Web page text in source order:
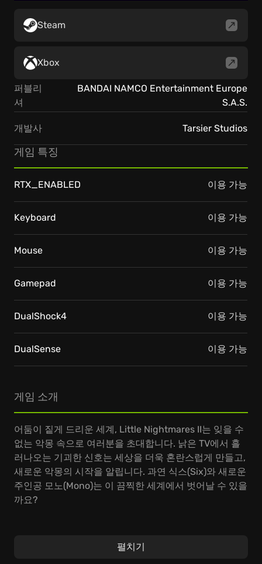
게임 소개
어둠이 짙게 드리운 세계, Little Nightmares II는 잊을 수
없는 악몽 속으로 여러분을 초대합니다. 낡은 TV에서 흘
러나오는 기괴한 신호는 세상을 더욱 혼란스럽게 만들고,
새로운 악몽의 시작을 알립니다. 과연 식스(Six)와 새로운
주인공 모노(Mono)는 이 끔찍한 세계에서 벗어날 수 있을
까요?
피해 숨어 다니며 생존을 위한 모험을 펼칩니다. 모노의
펼치기
Steam
Xbox
퍼블리
셔
BANDAI NAMCO Entertainment Europe
S.A.S.
개발사 Tarsier Studios
게임 특징
RTX_ENABLED 이용 가능
Keyboard 이용 가능
Mouse 이용 가능
Gamepad 이용 가능
DualShock4 이용 가능
DualSense 이용 가능